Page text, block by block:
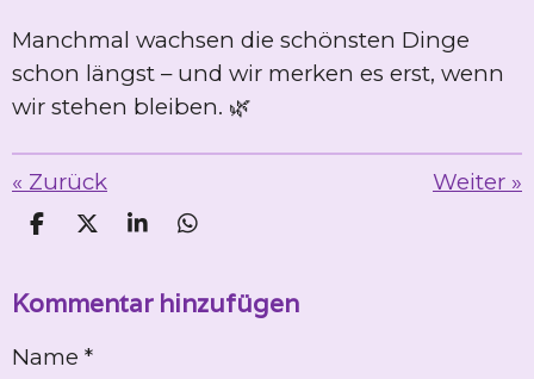
Manchmal wachsen die schönsten Dinge
schon längst – und wir merken es erst, wenn
wir stehen bleiben. 🌿
« Zurück Weiter »
T
l
T
l
n
T
l
T
l
Kommentar hinzufügen
Name *